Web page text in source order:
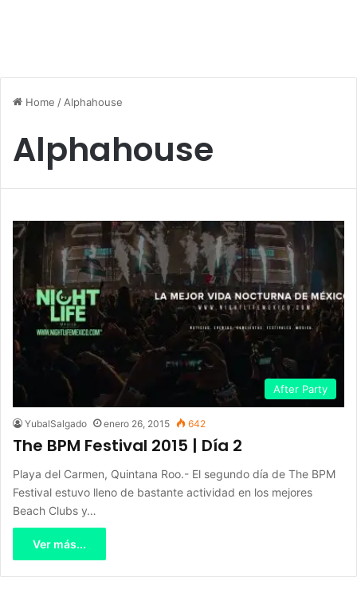
Home / Alphahouse
Alphahouse
After Party
YubalSalgado enero 26, 2015 642
The BPM Festival 2015 | Día 2
Playa del Carmen, Quintana Roo.- El segundo día de The BPM
Festival estuvo lleno de bastante actividad en los mejores
Beach Clubs y…
Ver más...